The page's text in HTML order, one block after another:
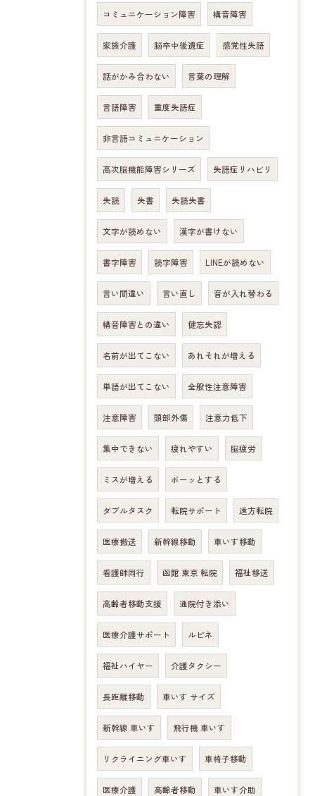
コミュニケーション障害 構音障害
家族介護 脳卒中後遺症 感覚性失語
話がかみ合わない 言葉の理解
言語障害 重度失語症
非言語コミュニケーション
高次脳機能障害シリーズ 失語症リハビリ
失読 失書 失読失書
文字が読めない 漢字が書けない
書字障害 読字障害 LINEが読めない
言い間違い 言い直し 音が入れ替わる
構音障害との違い 健忘失認
名前が出てこない あれそれが増える
単語が出てこない 全般性注意障害
注意障害 頭部外傷 注意力低下
集中できない 疲れやすい 脳疲労
ミスが増える ボーッとする
ダブルタスク 転院サポート 遠方転院
医療搬送 新幹線移動 車いす移動
看護師同行 函館 東京 転院 福祉移送
高齢者移動支援 通院付き添い
医療介護サポート ルピネ
福祉ハイヤー 介護タクシー
長距離移動 車いす サイズ
新幹線 車いす 飛行機 車いす
リクライニング車いす 車椅子移動
医療介護 高齢者移動 車いす介助